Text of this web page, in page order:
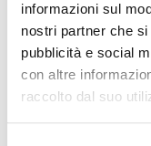
informazioni sul
nostri partner che
pubblicità e social
con altre
raccolto dal suo
Handmade in